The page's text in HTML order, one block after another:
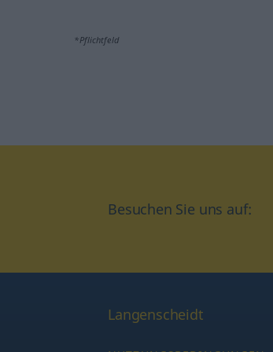
*Pflichtfeld
Besuchen Sie uns auf:
Langenscheidt